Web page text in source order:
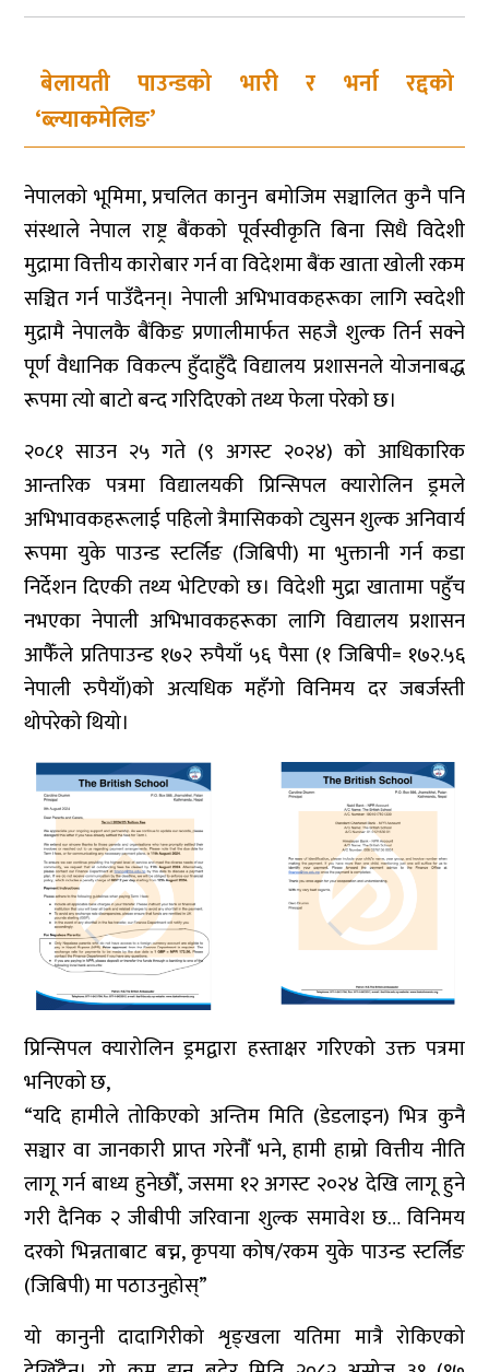
बेलायती पाउन्डको भारी र भर्ना रद्दको
‘ब्ल्याकमेलिङ’
नेपालको भूमिमा, प्रचलित कानुन बमोजिम सञ्चालित कुनै पनि
संस्थाले नेपाल राष्ट्र बैंकको पूर्वस्वीकृति बिना सिधै विदेशी
मुद्रामा वित्तीय कारोबार गर्न वा विदेशमा बैंक खाता खोली रकम
सञ्चित गर्न पाउँदैनन्। नेपाली अभिभावकहरूका लागि स्वदेशी
मुद्रामै नेपालकै बैंकिङ प्रणालीमार्फत सहजै शुल्क तिर्न सक्ने
पूर्ण वैधानिक विकल्प हुँदाहुँदै विद्यालय प्रशासनले योजनाबद्ध
रूपमा त्यो बाटो बन्द गरिदिएको तथ्य फेला परेको छ।
२०८१ साउन २५ गते (९ अगस्ट २०२४) को आधिकारिक
आन्तरिक पत्रमा विद्यालयकी प्रिन्सिपल क्यारोलिन ड्रमले
अभिभावकहरूलाई पहिलो त्रैमासिकको ट्युसन शुल्क अनिवार्य
रूपमा युके पाउन्ड स्टर्लिङ (जिबिपी) मा भुक्तानी गर्न कडा
निर्देशन दिएकी तथ्य भेटिएको छ। विदेशी मुद्रा खातामा पहुँच
नभएका नेपाली अभिभावकहरूका लागि विद्यालय प्रशासन
आफैँले प्रतिपाउन्ड १७२ रुपैयाँ ५६ पैसा (१ जिबिपी= १७२.५६
नेपाली रुपैयाँ)को अत्यधिक महँगो विनिमय दर जबर्जस्ती
थोपरेको थियो।
प्रिन्सिपल क्यारोलिन ड्रमद्वारा हस्ताक्षर गरिएको उक्त पत्रमा
भनिएको छ,
“यदि हामीले तोकिएको अन्तिम मिति (डेडलाइन) भित्र कुनै
सञ्चार वा जानकारी प्राप्त गरेनौँ भने, हामी हाम्रो वित्तीय नीति
लागू गर्न बाध्य हुनेछौँ, जसमा १२ अगस्ट २०२४ देखि लागू हुने
गरी दैनिक २ जीबीपी जरिवाना शुल्क समावेश छ… विनिमय
दरको भिन्नताबाट बच्न, कृपया कोष/रकम युके पाउन्ड स्टर्लिङ
(जिबिपी) मा पठाउनुहोस्”
यो कानुनी दादागिरीको शृङ्खला यतिमा मात्रै रोकिएको